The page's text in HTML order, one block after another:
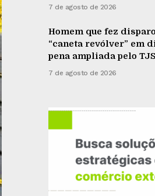
7 de agosto de 2026
Homem que fez
“caneta revólver” em
pena ampliada pelo
7 de agosto de 2026